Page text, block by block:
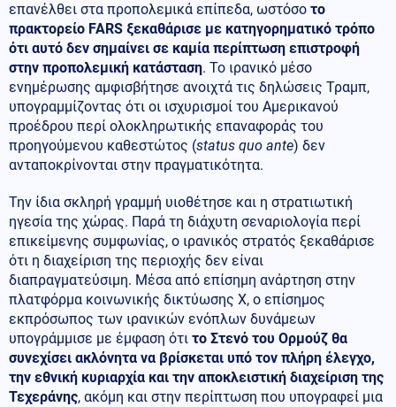
επανέλθει στα προπολεμικά επίπεδα, ωστόσο το
πρακτορείο FARS ξεκαθάρισε με κατηγορηματικό τρόπο
ότι αυτό δεν σημαίνει σε καμία περίπτωση επιστροφή
στην προπολεμική κατάσταση. Το ιρανικό μέσο
ενημέρωσης αμφισβήτησε ανοιχτά τις δηλώσεις Τραμπ,
υπογραμμίζοντας ότι οι ισχυρισμοί του Αμερικανού
προέδρου περί ολοκληρωτικής επαναφοράς του
προηγούμενου καθεστώτος (status quo ante) δεν
ανταποκρίνονται στην πραγματικότητα.
Την ίδια σκληρή γραμμή υιοθέτησε και η στρατιωτική
ηγεσία της χώρας. Παρά τη διάχυτη σεναριολογία περί
επικείμενης συμφωνίας, ο ιρανικός στρατός ξεκαθάρισε
ότι η διαχείριση της περιοχής δεν είναι
διαπραγματεύσιμη. Μέσα από επίσημη ανάρτηση στην
πλατφόρμα κοινωνικής δικτύωσης Χ, ο επίσημος
εκπρόσωπος των ιρανικών ενόπλων δυνάμεων
υπογράμμισε με έμφαση ότι το Στενό του Ορμούζ θα
συνεχίσει ακλόνητα να βρίσκεται υπό τον πλήρη έλεγχο,
την εθνική κυριαρχία και την αποκλειστική διαχείριση της
Τεχεράνης, ακόμη και στην περίπτωση που υπογραφεί μια